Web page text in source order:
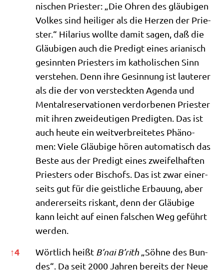
ni­schen Prie­ster: „Die Ohren des gläu­bi­gen
Vol­kes sind hei­li­ger als die Her­zen der Prie­
ster.“ Hila­ri­us woll­te damit sagen, daß die
Gläu­bi­gen auch die Pre­digt eines aria­nisch
gesinn­ten Prie­sters im katho­li­schen Sinn
ver­ste­hen. Denn ihre Gesin­nung ist lau­te­rer
als die der von ver­steck­ten Agen­da und
Men­tal­re­ser­va­tio­nen ver­dor­be­nen Prie­ster
mit ihren zwei­deu­ti­gen Pre­dig­ten. Das ist
auch heu­te ein weit­ver­brei­te­tes Phä­no­
men: Vie­le Gläu­bi­ge hören auto­ma­tisch das
Beste aus der Pre­digt eines zwei­fel­haf­ten
Prie­sters oder Bischofs. Das ist zwar einer­
seits gut für die geist­li­che Erbau­ung, aber
ande­rer­seits ris­kant, denn der Gläu­bi­ge
kann leicht auf einen fal­schen Weg geführt
werden.
↑4 Wört­lich heißt B’nai B’rith „Söh­ne des Bun­
des“. Da seit 2000 Jah­ren bereits der Neue